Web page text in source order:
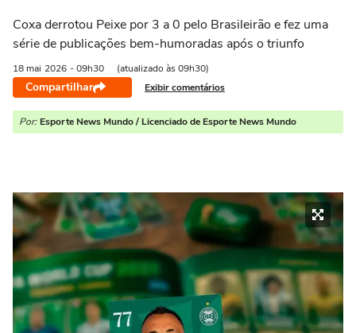
Coxa derrotou Peixe por 3 a 0 pelo Brasileirão e fez uma
série de publicações bem-humoradas após o triunfo
18 mai 2026 - 09h30 (atualizado às 09h30)
Compartilhar Exibir comentários
Por: Esporte News Mundo / Licenciado de Esporte News Mundo